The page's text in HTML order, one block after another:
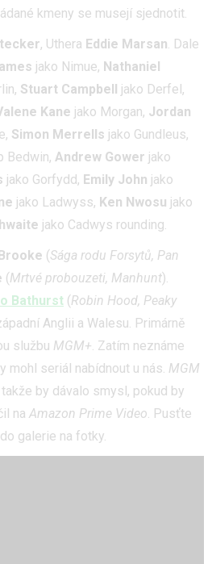
kmeny se musejí sjednotit.
, Uthera Eddie Marsan. Dale
jako Nimue, Nathaniel
Stuart Campbell
jako Derfel,
Kane jako Morgan, Jordan
Simon Merrells jako Gundleus,
Bedwin, Andrew Gower jako
jako Gorfydd, Emily John jako
jako Ladwyss, Ken Nwosu jako
jako Cadwys rounding.
(Sága rodu Forsytů, Pan
(Mrtvé probouzeti, Manhunt).
Bathurst (Robin Hood, Peaky
Anglii a Walesu. Primárně
službu MGM+. Zatím neznáme
mohl seriál nabídnout u nás. MGM
takže by dávalo smysl, pokud by
na Amazon Prime Video. Pusťte
galerie na fotky.